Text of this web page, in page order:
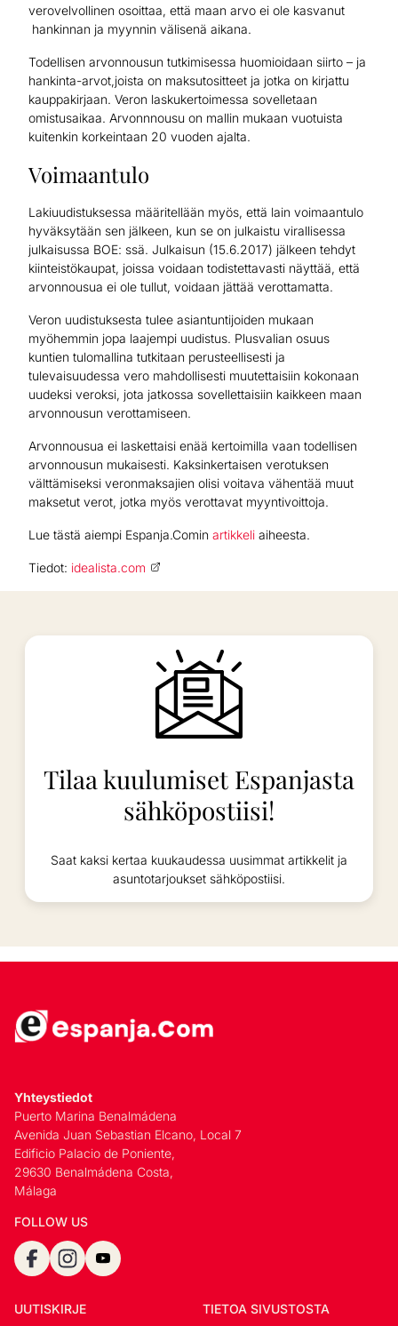
verovelvollinen osoittaa, että maan arvo ei ole kasvanut
hankinnan ja myynnin välisenä aikana.
Todellisen arvonnousun tutkimisessa huomioidaan siirto – ja
hankinta-arvot,joista on maksutositteet ja jotka on kirjattu
kauppakirjaan. Veron laskukertoimessa sovelletaan
omistusaikaa. Arvonnnousu on mallin mukaan vuotuista
kuitenkin korkeintaan 20 vuoden ajalta.
Voimaantulo
Lakiuudistuksessa määritellään myös, että lain voimaantulo
hyväksytään sen jälkeen, kun se on julkaistu virallisessa
julkaisussa BOE: ssä. Julkaisun (15.6.2017) jälkeen tehdyt
kiinteistökaupat, joissa voidaan todistettavasti näyttää, että
arvonnousua ei ole tullut, voidaan jättää verottamatta.
Veron uudistuksesta tulee asiantuntijoiden mukaan
myöhemmin jopa laajempi uudistus. Plusvalian osuus
kuntien tulomallina tutkitaan perusteellisesti ja
tulevaisuudessa vero mahdollisesti muutettaisiin kokonaan
uudeksi veroksi, jota jatkossa sovellettaisiin kaikkeen maan
arvonnousun verottamiseen.
Arvonnousua ei laskettaisi enää kertoimilla vaan todellisen
arvonnousun mukaisesti. Kaksinkertaisen verotuksen
välttämiseksi veronmaksajien olisi voitava vähentää muut
maksetut verot, jotka myös verottavat myyntivoittoja.
Lue tästä aiempi Espanja.Comin artikkeli aiheesta.
Tiedot: idealista.com
Tilaa kuulumiset Espanjasta
sähköpostiisi!
Saat kaksi kertaa kuukaudessa uusimmat artikkelit ja
asuntotarjoukset sähköpostiisi.
Yhteystiedot
Puerto Marina Benalmádena
Avenida Juan Sebastian Elcano, Local 7
Edificio Palacio de Poniente,
29630 Benalmádena Costa,
Málaga
FOLLOW US
UUTISKIRJE
TIETOA SIVUSTOSTA